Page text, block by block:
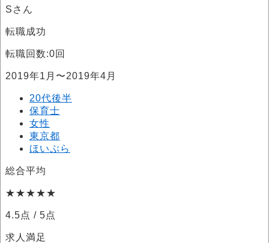
Sさん
転職成功
転職回数:0回
2019年1月〜2019年4月
20代後半
保育士
女性
東京都
ほいぷら
総合平均
★★★★★
4.5点 / 5点
求人満足